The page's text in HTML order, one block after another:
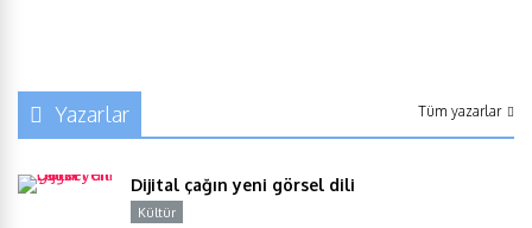
Yazarlar Tüm yazarlar
Dijital çağın yeni görsel dili
Kültür